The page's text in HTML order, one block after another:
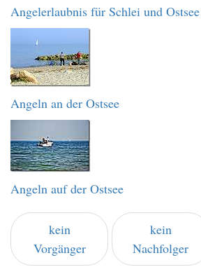
Angelerlaubnis für Schlei und Ostsee
Angeln an der Ostsee
Angeln auf der Ostsee
kein
Vorgänger
kein
Nachfolger